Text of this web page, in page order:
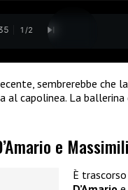
1 /2
sembrerebbe che
al capolinea. La ballerina
e
È